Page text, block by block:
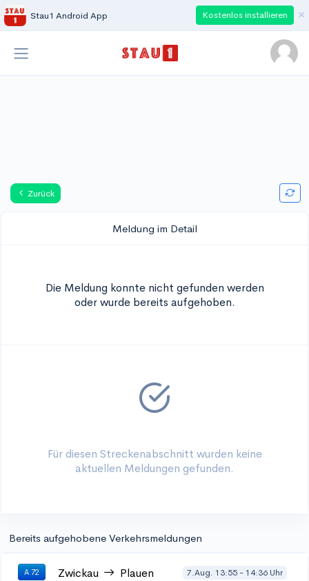
Stau1 Android App Kostenlos installieren ×
Zurück
Meldung im Detail
Die Meldung konnte nicht gefunden werden
oder wurde bereits aufgehoben.
Für diesen Streckenabschnitt wurden keine
aktuellen Meldungen gefunden.
Bereits aufgehobene Verkehrsmeldungen
A 72 Zwickau Plauen 7.Aug. 13:55 - 14:36 Uhr